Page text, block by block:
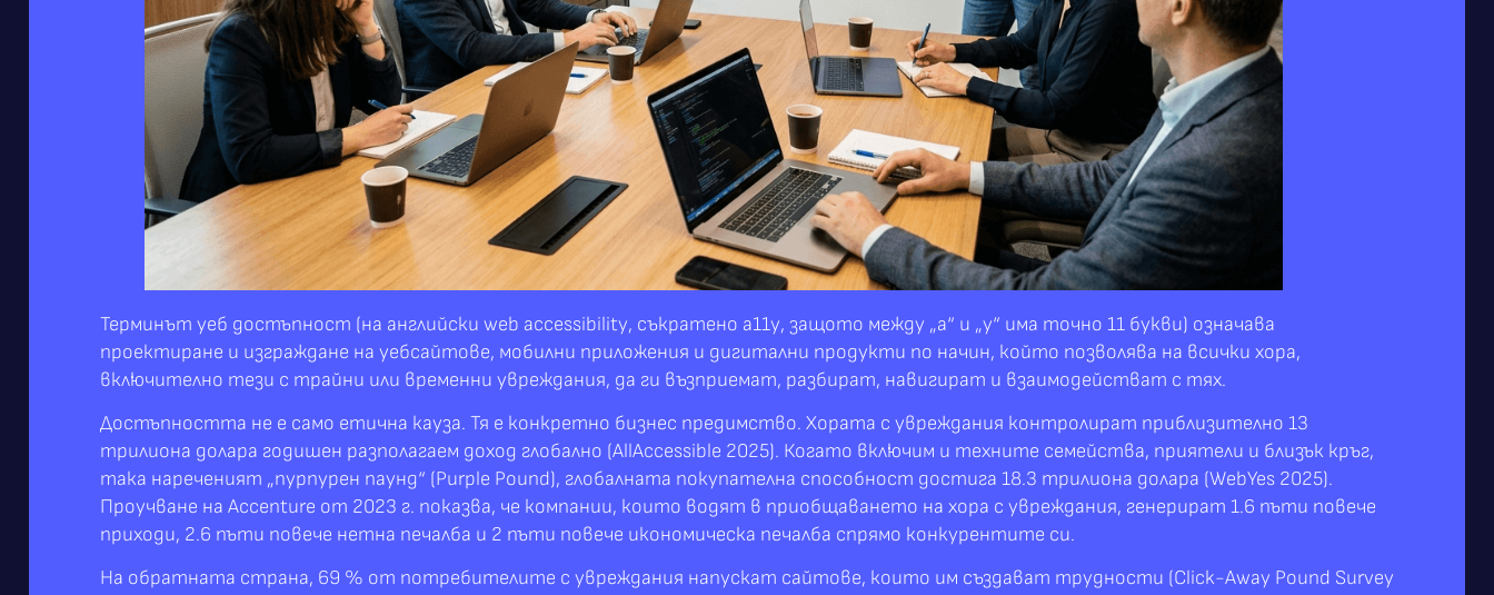
Терминът уеб достъпност (на английски web accessibility, съкратено a11y, защото между „a“ и „y“ има точно 11 букви) означава
проектиране и изграждане на уебсайтове, мобилни приложения и дигитални продукти по начин, който позволява на всички хора,
включително тези с трайни или временни увреждания, да ги възприемат, разбират, навигират и взаимодействат с тях.
Достъпността не е само етична кауза. Тя е конкретно бизнес предимство. Хората с увреждания контролират приблизително 13
трилиона долара годишен разполагаем доход глобално (AllAccessible 2025). Когато включим и техните семейства, приятели и близък кръг,
така нареченият „пурпурен паунд“ (Purple Pound), глобалната покупателна способност достига 18.3 трилиона долара (WebYes 2025).
Проучване на Accenture от 2023 г. показва, че компании, които водят в приобщаването на хора с увреждания, генерират 1.6 пъти повече
приходи, 2.6 пъти повече нетна печалба и 2 пъти повече икономическа печалба спрямо конкурентите си.
На обратната страна, 69 % от потребителите с увреждания напускат сайтове, които им създават трудности (Click-Away Pound Survey